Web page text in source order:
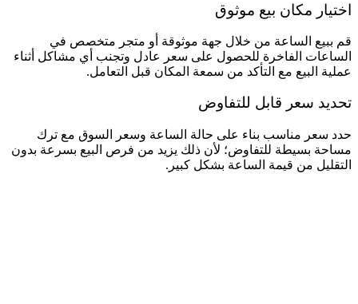
اختيار مكان بيع موثوق
قم ببيع الساعة من خلال جهة موثوقة أو متجر متخصص في
الساعات الفاخرة للحصول على سعر عادل وتجنب أي مشاكل أثناء
عملية البيع مع التأكد من سمعة المكان قبل التعامل.
تحديد سعر قابل للتفاوض
حدد سعر مناسب بناء على حالة الساعة وسعر السوق مع ترك
مساحة بسيطة للتفاوض؛ لأن ذلك يزيد من فرص البيع بسرعة بدون
التقليل من قيمة الساعة بشكل كبير.